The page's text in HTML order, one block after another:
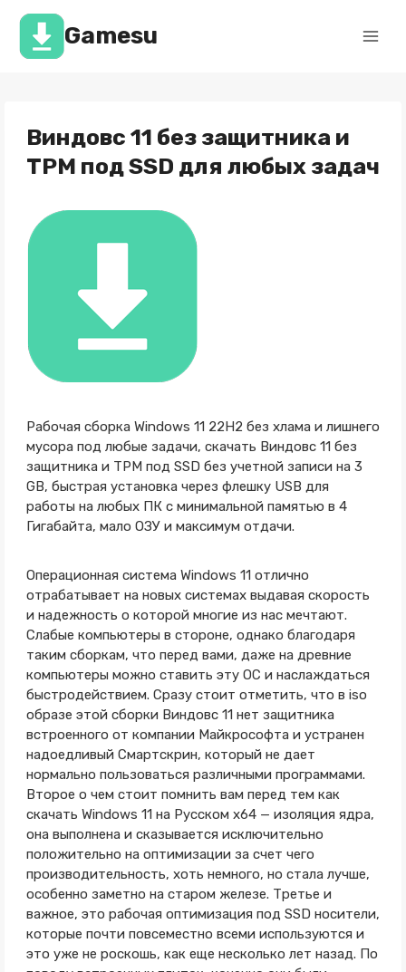
Перейти
содержимомуGamesu
Виндовс 11 без защитника и
TPM под SSD для любых задач
Рабочая сборка Windows 11 22H2 без хлама и лишнего
мусора под любые задачи, скачать Виндовс 11 без
защитника и TPM под SSD без учетной записи на 3
GB, быстрая установка через флешку USB для
работы на любых ПК с минимальной памятью в 4
Гигабайта, мало ОЗУ и максимум отдачи.
Операционная система Windows 11 отлично
отрабатывает на новых системах выдавая скорость
и надежность о которой многие из нас мечтают.
Слабые компьютеры в стороне, однако благодаря
таким сборкам, что перед вами, даже на древние
компьютеры можно ставить эту ОС и наслаждаться
быстродействием. Сразу стоит отметить, что в iso
образе этой сборки Виндовс 11 нет защитника
встроенного от компании Майкрософта и устранен
надоедливый Смартскрин, который не дает
нормально пользоваться различными программами.
Второе о чем стоит помнить вам перед тем как
скачать Windows 11 на Русском x64 — изоляция ядра,
она выполнена и сказывается исключительно
положительно на оптимизации за счет чего
производительность, хоть немного, но стала лучше,
особенно заметно на старом железе. Третье и
важное, это рабочая оптимизация под SSD носители,
которые почти повсеместно всеми используются и
это уже не роскошь, как еще несколько лет назад. По